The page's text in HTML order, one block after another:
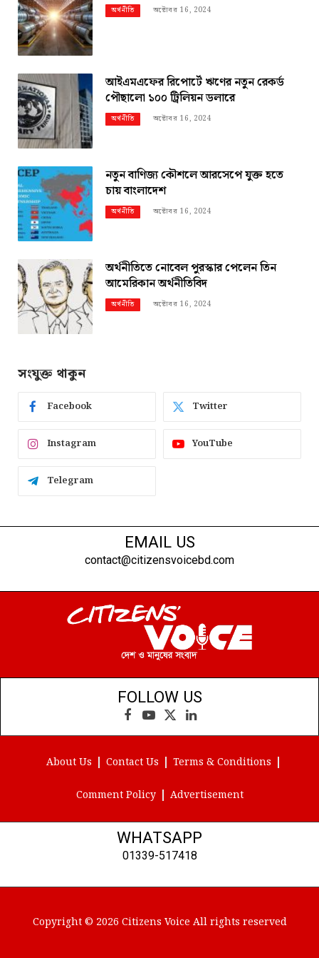
অর্থনীতি অক্টোবর 16, 2024
আইএমএফের রিপোর্টে ঋণের নতুন রেকর্ড
পৌছালো ১০০ ট্রিলিয়ন ডলারে
অর্থনীতি অক্টোবর 16, 2024
নতুন বাণিজ্য কৌশলে আরসেপে যুক্ত হতে
চায় বাংলাদেশ
অর্থনীতি অক্টোবর 16, 2024
অর্থনীতিতে নোবেল পুরস্কার পেলেন তিন
আমেরিকান অর্থনীতিবিদ
অর্থনীতি অক্টোবর 16, 2024
সংযুক্ত থাকুন
Facebook Twitter
Instagram YouTube
Telegram
EMAIL US
contact@citizensvoicebd.com
FOLLOW US
Facebook
YouTube
X
(Twitter)
LinkedIn
About Us Contact Us Terms & Conditions
Comment Policy Advertisement
WHATSAPP
01339-517418
Copyright © 2026 Citizens Voice All rights reserved